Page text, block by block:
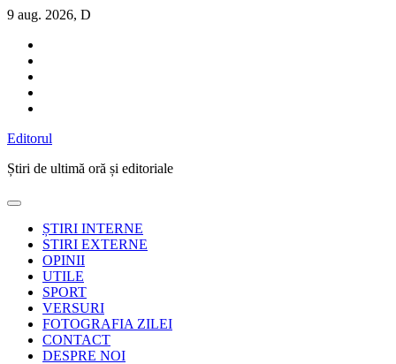
Sari
conținut
9 aug. 2026, D
Editorul
Știri de ultimă oră și editoriale
ȘTIRI INTERNE
STIRI EXTERNE
OPINII
UTILE
SPORT
VERSURI
FOTOGRAFIA ZILEI
CONTACT
DESPRE NOI